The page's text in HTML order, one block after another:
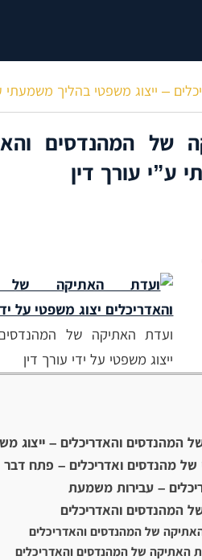
– ייצוג משפטי בהליך משמעתי
של המהנדסים
ע”י עורך דין
ועדת האתיקה של המהנדסים
ייצוג משפטי על ידי עורך דין
המהנדסים והאדריכלים – ייצוג
מהנדסים ואדריכלים – פתח דבר
– עבירות משמעת
המהנדסים והאדריכלים
של המהנדסים והאדריכלים
האתיקה של המהנדסים והאדריכלים